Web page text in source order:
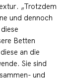
„Trotzdem
und dennoch
Betten
an die
Sie sind
und